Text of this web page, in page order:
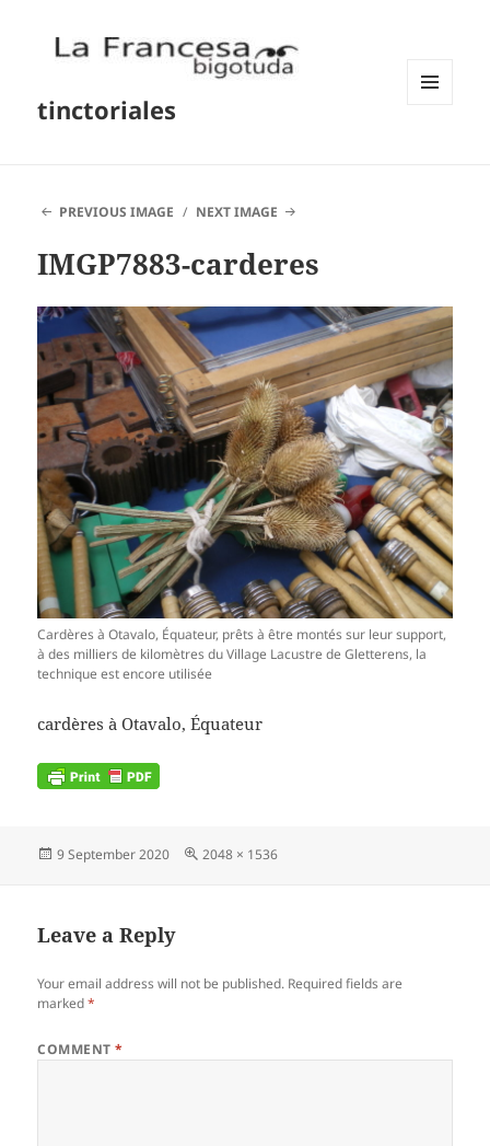
tinctoriales
PREVIOUS IMAGE NEXT IMAGE
IMGP7883-carderes
Cardères à Otavalo, Équateur, prêts à être montés sur leur support,
à des milliers de kilomètres du Village Lacustre de Gletterens, la
technique est encore utilisée
cardères à Otavalo, Équateur
Posted
9 September 2020
Full
2048 × 1536
Leave a Reply
Your email address will not be published. Required fields are
marked*
COMMENT*